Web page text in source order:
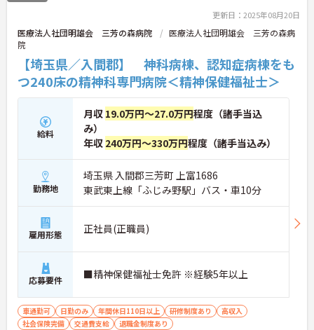
更新日：2025年08月20日
医療法人社団明雄会 三芳の森病院
医療法人社団明雄会 三芳の森病
院
【埼玉県／入間郡】 神科病棟、認知症病棟をも
つ240床の精神科専門病院＜精神保健福祉士＞
給料
月収 19.0万円～27.0万円程度（諸手当込
み）
年収 240万円～330万円程度（諸手当込み）
勤務地
埼玉県 入間郡三芳町 上富1686
東武東上線「ふじみ野駅」バス・車10分
雇用形態 正社員(正職員)
応募要件 ■精神保健福祉士免許 ※経験5年以上
車通勤可 日勤のみ 年間休日110日以上 研修制度あり
高収入
社会保険完備
交通費支給 退職金制度あり